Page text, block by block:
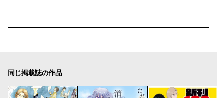
同じ掲載誌の作品